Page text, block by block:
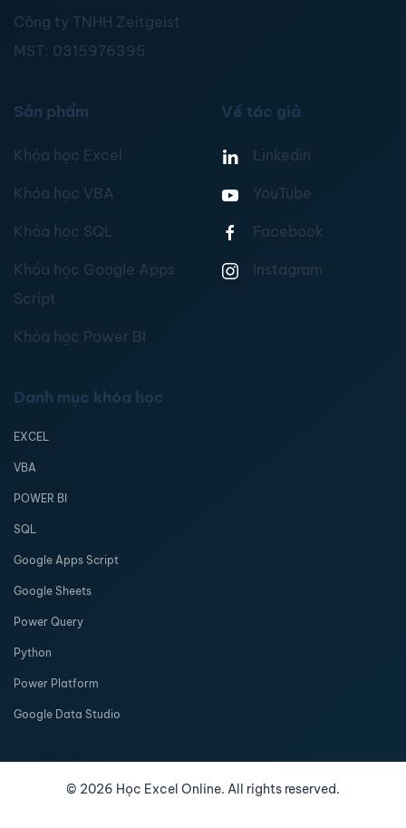
Công ty TNHH Zeitgeist
MST: 0315976395
Sản phẩm
Khóa học Excel
Khóa học VBA
Khóa học SQL
Khóa học Google Apps
Script
Khóa học Power BI
Về tác giả
Linkedin
YouTube
Facebook
Instagram
Danh mục khóa học
EXCEL
VBA
POWER BI
SQL
Google Apps Script
Google Sheets
Power Query
Python
Power Platform
Google Data Studio
© 2026 Học Excel Online. All rights reserved.